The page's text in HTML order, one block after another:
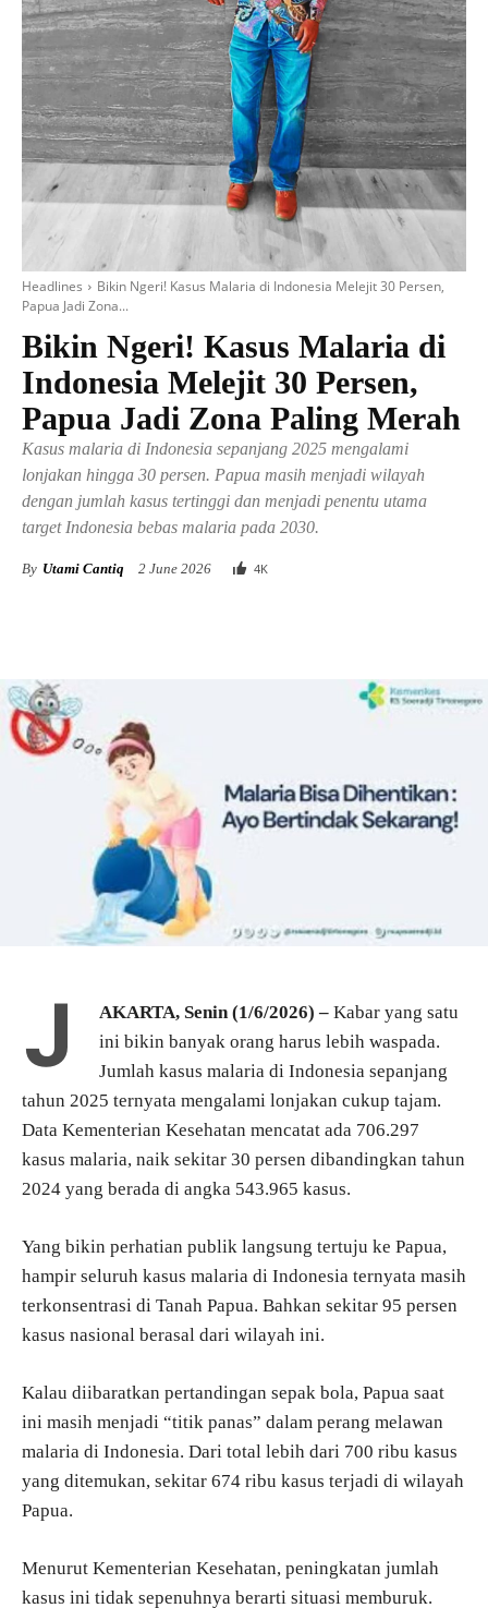
Headlines
Bikin Ngeri! Kasus Malaria di Indonesia Melejit 30 Persen,
Papua Jadi Zona...
Bikin Ngeri! Kasus Malaria di
Indonesia Melejit 30 Persen,
Papua Jadi Zona Paling Merah
Kasus malaria di Indonesia sepanjang 2025 mengalami
lonjakan hingga 30 persen. Papua masih menjadi wilayah
dengan jumlah kasus tertinggi dan menjadi penentu utama
target Indonesia bebas malaria pada 2030.
By Utami Cantiq 2 June 2026 4K
J AKARTA, Senin (1/6/2026) – Kabar yang satu
ini bikin banyak orang harus lebih waspada.
Jumlah kasus malaria di Indonesia sepanjang
tahun 2025 ternyata mengalami lonjakan cukup tajam.
Data Kementerian Kesehatan mencatat ada 706.297
kasus malaria, naik sekitar 30 persen dibandingkan tahun
2024 yang berada di angka 543.965 kasus.
Yang bikin perhatian publik langsung tertuju ke Papua,
hampir seluruh kasus malaria di Indonesia ternyata masih
terkonsentrasi di Tanah Papua. Bahkan sekitar 95 persen
kasus nasional berasal dari wilayah ini.
Kalau diibaratkan pertandingan sepak bola, Papua saat
ini masih menjadi “titik panas” dalam perang melawan
malaria di Indonesia. Dari total lebih dari 700 ribu kasus
yang ditemukan, sekitar 674 ribu kasus terjadi di wilayah
Papua.
Menurut Kementerian Kesehatan, peningkatan jumlah
kasus ini tidak sepenuhnya berarti situasi memburuk.